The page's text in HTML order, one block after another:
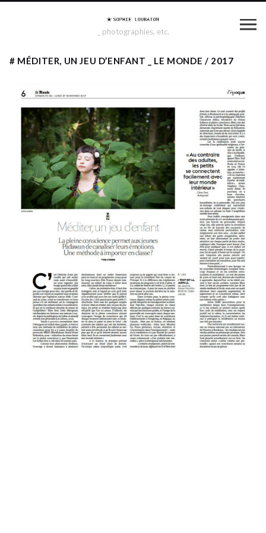
_ photographies, etc.
# MÉDITER, UN JEU D’ENFANT _ LE MONDE / 2017